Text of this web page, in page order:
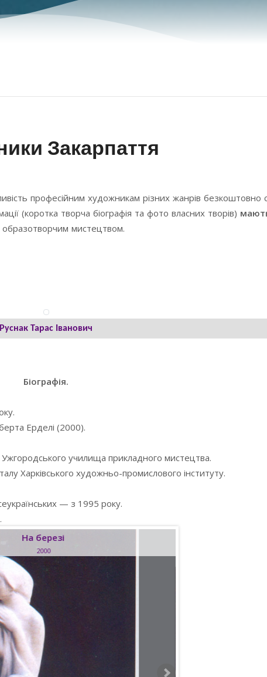
Закарпаття
професійним художникам різних жанрів безкоштовно
(коротка творча біографія та фото власних творів)
образотворчим мистецтвом.
Руснак Тарас Іванович
Біографія.
Ерделі (2000).
училища прикладного мистецтва.
Харківського художньо-промислового інституту.
— з 1995 року.
На березі
2000